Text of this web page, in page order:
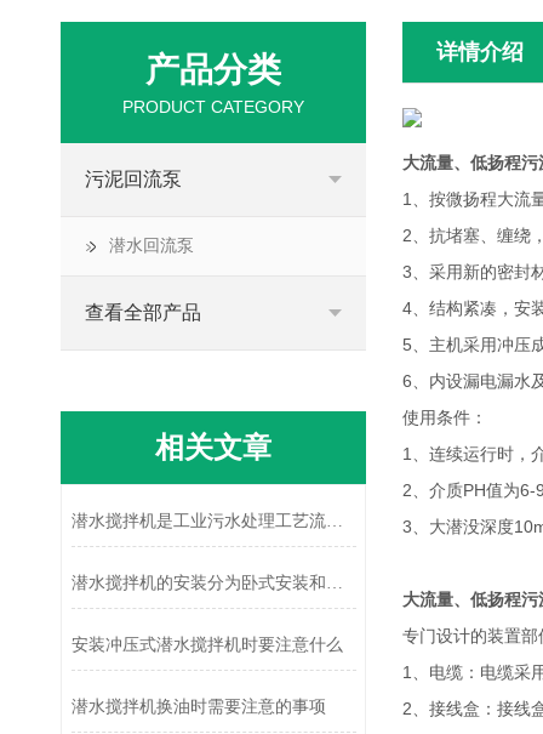
详情介绍
大流量、低扬程污
1、按微扬程大流
2、抗堵塞、缠绕
3、采用新的密封
4、结构紧凑，安
5、主机采用冲压
6、内设漏电漏水
使用条件：
1、连续运行时，
2、介质PH值为6-
3、大潜没深度
大流量、低扬程污
专门设计的装置
1、电缆：电缆采
2、接线盒：接线
产品分类
PRODUCT CATEGORY
污泥回流泵
潜水回流泵
查看全部产品
相关文章
潜水搅拌机是工业污水处理工艺流程上的重要设备
潜水搅拌机的安装分为卧式安装和立式安装两种方式
安装冲压式潜水搅拌机时要注意什么
潜水搅拌机换油时需要注意的事项